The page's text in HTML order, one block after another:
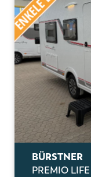
BÜRSTNER
PREMIO